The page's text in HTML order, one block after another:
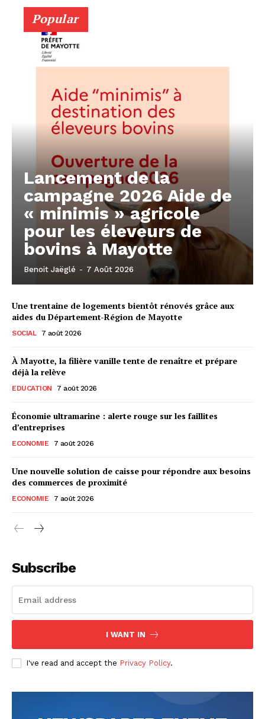
Popular
Lancement de la
campagne 2026 Aide de
« minimis » agricole
pour les éleveurs de
bovins à Mayotte
Benoit Jaëglé - 7 Août 2026
Une trentaine de logements bientôt rénovés grâce aux
aides du Département-Région de Mayotte
SOCIAL 7 août 2026
À Mayotte, la filière vanille tente de renaître et prépare
déjà la relève
EDUCATION 7 août 2026
Économie ultramarine : alerte rouge sur les faillites
d’entreprises
ECONOMIE 7 août 2026
Une nouvelle solution de caisse pour répondre aux besoins
des commerces de proximité
ECONOMIE 7 août 2026
Subscribe
I WANT IN
I've read and accept the Privacy Policy.